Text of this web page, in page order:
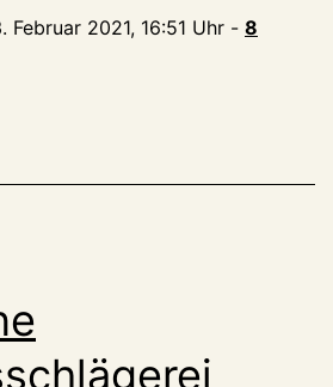
Februar 2021, 16:51 Uhr - 8